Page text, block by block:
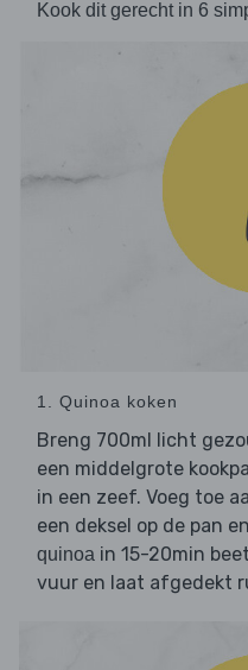
Kook dit gerecht in 6
1. Quinoa koken
Breng 700ml licht
een middelgrote
in een zeef. Voeg toe
een deksel op de pan
quinoa in 15-20min
vuur en laat afgedekt